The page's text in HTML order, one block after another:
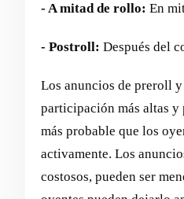
- A mitad de rollo: En
- Postroll: Después del
Los anuncios de preroll
participación más altas y
más probable que los
activamente. Los
costosos, pueden ser